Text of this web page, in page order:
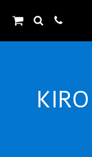
רצועה טקטית קירו KIRO